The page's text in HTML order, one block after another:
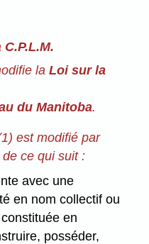
C.P.L.M.
la Loi sur la
du Manitoba.
est modifié par
ce qui suit :
avec une
en nom collectif ou
en
posséder,